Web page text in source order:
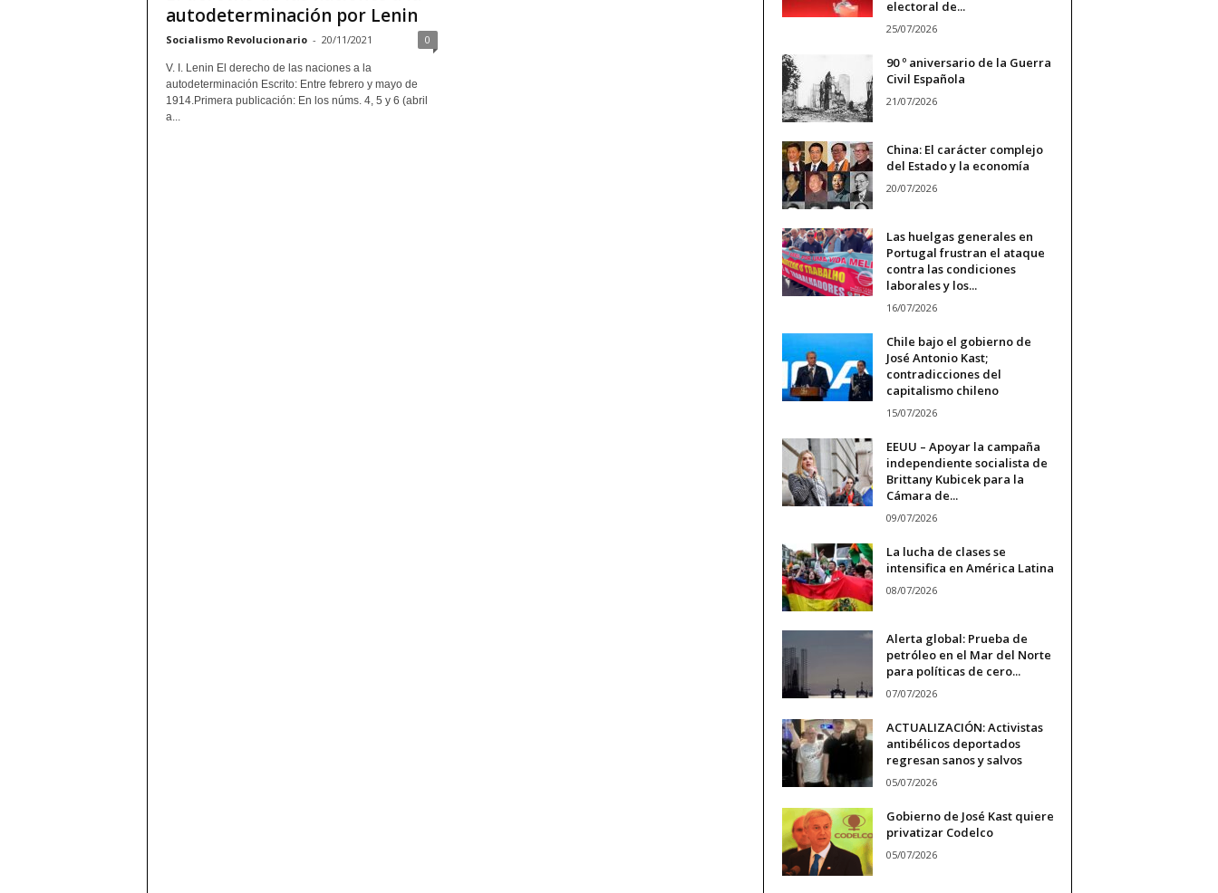
autodeterminación por Lenin
Socialismo Revolucionario - 20/11/2021 0
V. I. Lenin El derecho de las naciones a la
autodeterminación Escrito: Entre febrero y mayo de
1914.Primera publicación: En los núms. 4, 5 y 6 (abril
a...
electoral de...
25/07/2026
90 º aniversario de la Guerra
Civil Española
21/07/2026
China: El carácter complejo
del Estado y la economía
20/07/2026
Las huelgas generales en
Portugal frustran el ataque
contra las condiciones
laborales y los...
16/07/2026
Chile bajo el gobierno de
José Antonio Kast;
contradicciones del
capitalismo chileno
15/07/2026
EEUU – Apoyar la campaña
independiente socialista de
Brittany Kubicek para la
Cámara de...
09/07/2026
La lucha de clases se
intensifica en América Latina
08/07/2026
Alerta global: Prueba de
petróleo en el Mar del Norte
para políticas de cero...
07/07/2026
ACTUALIZACIÓN: Activistas
antibélicos deportados
regresan sanos y salvos
05/07/2026
Gobierno de José Kast quiere
privatizar Codelco
05/07/2026